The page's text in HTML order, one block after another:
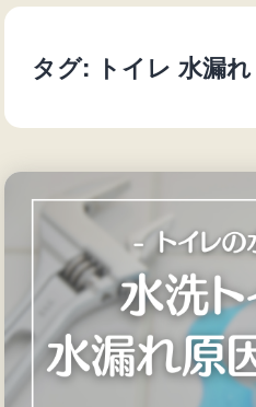
キ
い
書
タグ: トイレ 水漏れ